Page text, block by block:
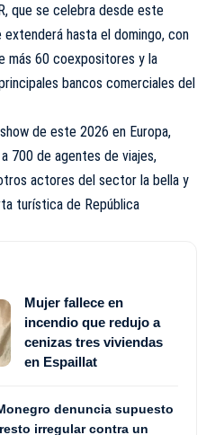
que se celebra desde este
hasta el domingo, con
más 60 coexpositores y la
bancos comerciales del
de este 2026 en Europa,
700 de agentes de viajes,
actores del sector la bella y
turística de República
Mujer fallece en
incendio que redujo a
cenizas tres viviendas
en Espaillat
denuncia supuesto
irregular contra un